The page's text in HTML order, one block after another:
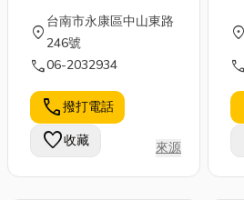
是提升工作效
率的得力助
手，更是保障
高空作業與重
物吊運安全的
重要基石。當
您面臨特殊的
工程需求，卻
的平衡。 許多
得：「不就是
請師傅來施工
嗎？」但實際
現，每一項工
法—...
location_on
台南市永康區中山東路
246號
call06-2032934
call撥打電話
favorite收藏 來源
location_on
call